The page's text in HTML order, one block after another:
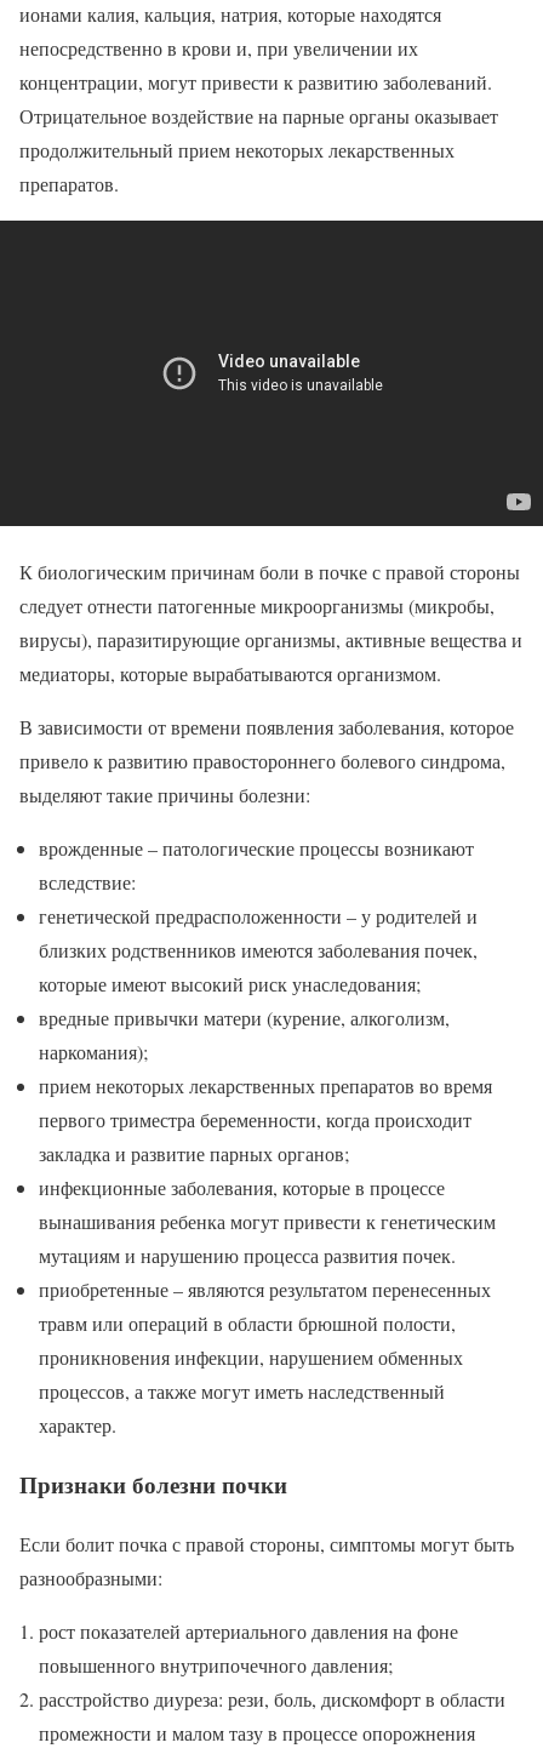
ионами калия, кальция, натрия, которые находятся
непосредственно в крови и, при увеличении их
концентрации, могут привести к развитию заболеваний.
Отрицательное воздействие на парные органы оказывает
продолжительный прием некоторых лекарственных
препаратов.
К биологическим причинам боли в почке с правой стороны
следует отнести патогенные микроорганизмы (микробы,
вирусы), паразитирующие организмы, активные вещества и
медиаторы, которые вырабатываются организмом.
В зависимости от времени появления заболевания, которое
привело к развитию правостороннего болевого синдрома,
выделяют такие причины болезни:
врожденные – патологические процессы возникают
вследствие:
генетической предрасположенности – у родителей и
близких родственников имеются заболевания почек,
которые имеют высокий риск унаследования;
вредные привычки матери (курение, алкоголизм,
наркомания);
прием некоторых лекарственных препаратов во время
первого триместра беременности, когда происходит
закладка и развитие парных органов;
инфекционные заболевания, которые в процессе
вынашивания ребенка могут привести к генетическим
мутациям и нарушению процесса развития почек.
приобретенные – являются результатом перенесенных
травм или операций в области брюшной полости,
проникновения инфекции, нарушением обменных
процессов, а также могут иметь наследственный
характер.
Признаки болезни почки
Если болит почка с правой стороны, симптомы могут быть
разнообразными:
рост показателей артериального давления на фоне
повышенного внутрипочечного давления;
расстройство диуреза: рези, боль, дискомфорт в области
промежности и малом тазу в процессе опорожнения